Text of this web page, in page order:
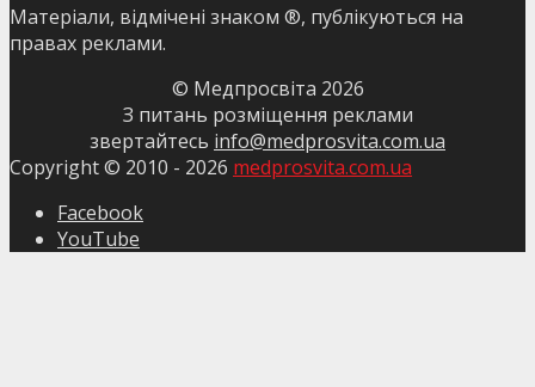
Матеріали, відмічені знаком ®, публікуються на
правах реклами.
© Медпросвіта 2026
З питань розміщення реклами
звертайтесь info@medprosvita.com.ua
Copyright © 2010 - 2026 medprosvita.com.ua
Facebook
YouTube